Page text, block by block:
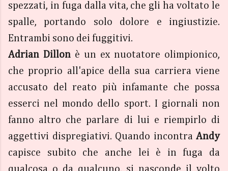
spezzati, in fuga dalla vita, che gli ha voltato le
spalle, portando solo dolore e ingiustizie.
Entrambi sono dei fuggitivi.
Adrian Dillon è un ex nuotatore olimpionico,
che proprio all'apice della sua carriera viene
accusato del reato più infamante che possa
esserci nel mondo dello sport. I giornali non
fanno altro che parlare di lui e riempirlo di
aggettivi dispregiativi. Quando incontra Andy
capisce subito che anche lei è in fuga da